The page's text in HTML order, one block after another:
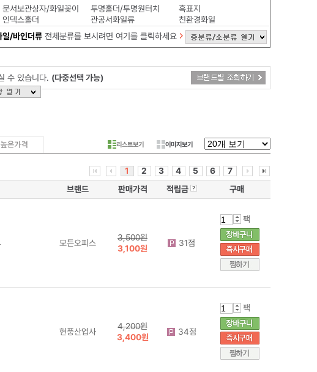
문서보관상자/화일꽂이 투명홀더/투명원터치
흑표지
인덱스홀더 관공서화일류
친환경화일
일/바인더류전체분류를 보시려면 여기를 클릭하세요
수 있습니다. (다중선택 가능)
리스트보기 이미지보기
1 2 3 4 5 6
7
브랜드 판매가격 적립금 구매
모든오피스
3,500원
3,100원
31점
팩
현풍산업사
4,200원
3,400원
34점
팩